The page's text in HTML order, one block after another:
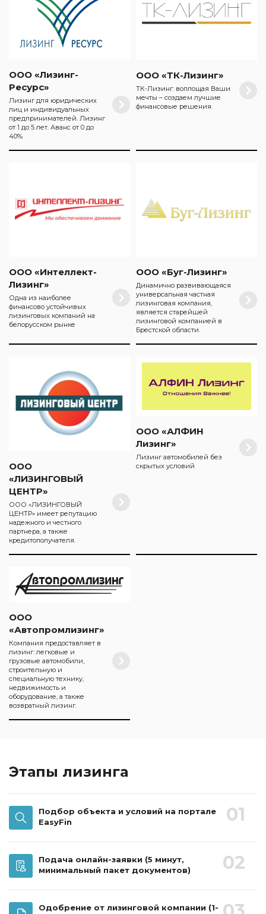
ООО «Лизинг-
Ресурс»
Лизинг для юридических
лиц и индивидуальных
предпринимателей. Лизинг
от 1 до 5 лет. Аванс от 0 до
40%
ООО «ТК-Лизинг»
ТК-Лизинг: воплощая Ваши
мечты – создаем лучшие
финансовые решения.
ООО «Интеллект-
Лизинг»
Одна из наиболее
финансово устойчивых
лизинговых компаний на
белорусском рынке
ООО «Буг-Лизинг»
Динамично развивающаяся
универсальная частная
лизинговая компания,
является старейшей
лизинговой компанией в
Брестской области.
ООО
«ЛИЗИНГОВЫЙ
ЦЕНТР»
ООО «ЛИЗИНГОВЫЙ
ЦЕНТР» имеет репутацию
надежного и честного
партнера, а также
кредитополучателя.
ООО «АЛФИН
Лизинг»
Лизинг автомобилей без
скрытых условий
ООО
«Автопромлизинг»
Компания предоставляет в
лизинг: легковые и
грузовые автомобили,
строительную и
специальную технику,
недвижимость и
оборудование, а также
возвратный лизинг.
Этапы лизинга
01
Подбор объекта и условий на портале
EasyFin
02
Подача онлайн-заявки (5 минут,
минимальный пакет документов)
Одобрение от лизинговой компании (1-